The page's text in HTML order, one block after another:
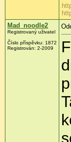
Mad_noodle2
Registrovaný uživatel
Číslo příspěvku: 1872
Registrován: 2-2009